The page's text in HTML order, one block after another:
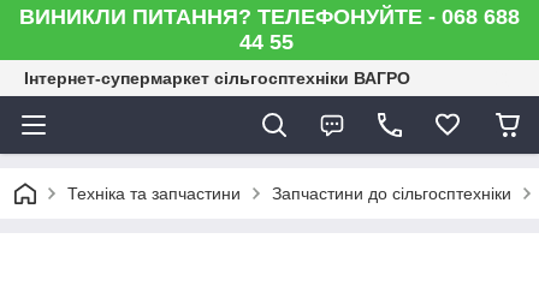
ВИНИКЛИ ПИТАННЯ? ТЕЛЕФОНУЙТЕ - 068 688
44 55
Інтернет-супермаркет сільгосптехніки ВАГРО
Техніка та запчастини Запчастини до сільгосптехніки